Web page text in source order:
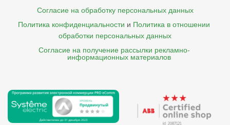
Согласие на обработку персональных данных
Политика конфиденциальности и Политика в отношении
обработки персональных данных
Согласие на получение рассылки рекламно-
    информационных материалов